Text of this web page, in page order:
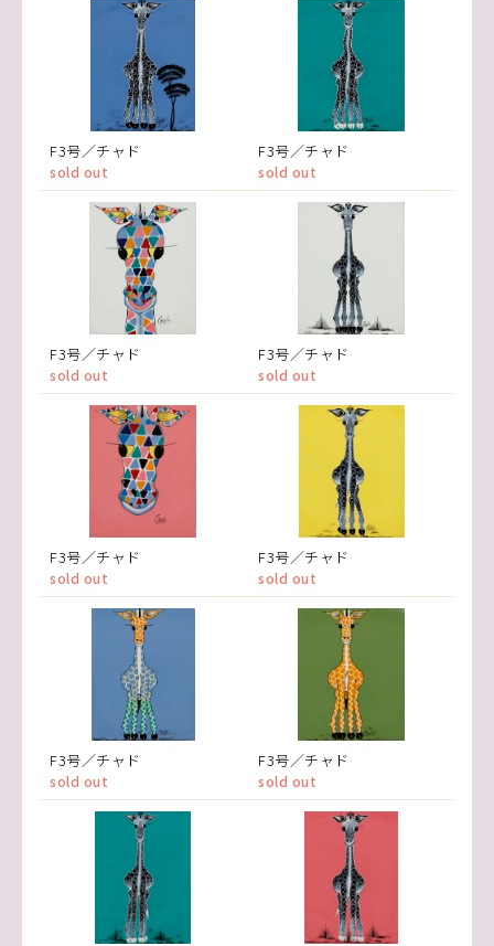
F3号／チャド
sold out
F3号／チャド
sold out
F3号／チャド
sold out
F3号／チャド
sold out
F3号／チャド
sold out
F3号／チャド
sold out
F3号／チャド
sold out
F3号／チャド
sold out